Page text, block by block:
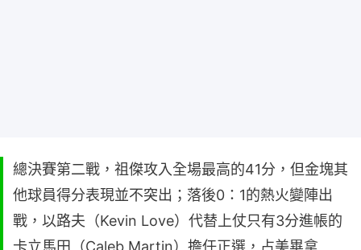
總決賽第二戰，祖傑攻入全場最高的41分，但金塊其
他球員得分表現並不突出；落後0：1的熱火變陣出
戰，以路夫（Kevin Love）代替上仗只有3分進帳的
卡立馬田（Caleb Martin）擔任正選，占美畢拿